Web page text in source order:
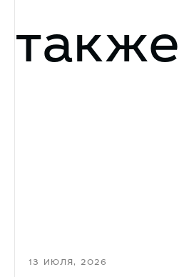
также
13 ИЮЛЯ, 2026